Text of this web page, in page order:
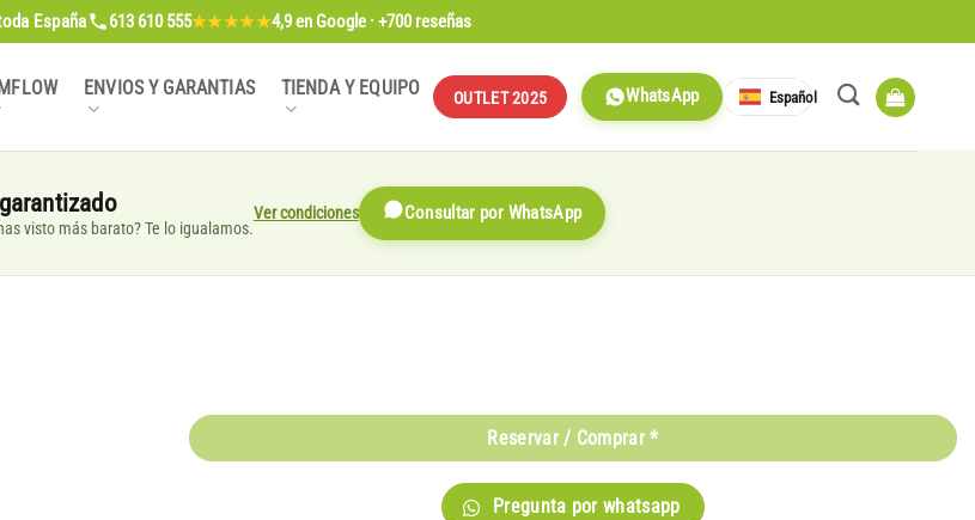
España 613 610 555★★★★★4,9en Google · +700 reseñas
ENVIOS Y GARANTIAS TIENDA Y EQUIPO OUTLET 2025 WhatsApp Español
visto más barato? Te lo igualamos.
Ver condiciones Consultar por WhatsApp
Reservar / Comprar *
Pregunta por whatsapp